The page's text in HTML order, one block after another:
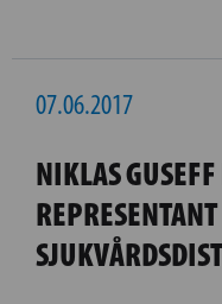
07.06.2017
NIKLAS